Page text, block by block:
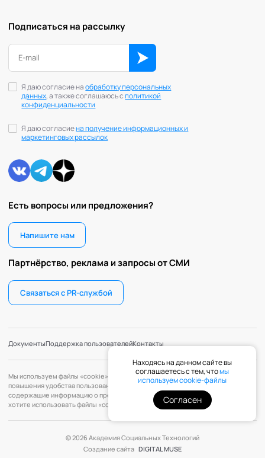
Есть вопросы или предложения?
Напишите нам
Партнёрство, реклама и запросы от СМИ
Связаться с PR-службой
Подписаться на рассылку
Я даю согласие наобработку персональных
данных, а также соглашаюсь сполитикой
конфиденциальности
Я даю согласиена получение информационных и
маркетинговых рассылок
ДокументыПоддержка пользователейКонтакты
Мы используем файлы «cookie» с целью персонализации сервисов и
повышения удобства пользования веб-сайтом. «Cookie» — файлы,
содержащие информацию о предыдущих посещениях веб-сайта. Если вы не
хотите использовать файлы «cookie», измените настройки браузера.
© 2026 Академия Социальных Технологий
Создание сайта DIGITAL MUSE
Находясь на данном сайте вы
соглашаетесь с тем, чтомы
используем cookie-файлы
Согласен